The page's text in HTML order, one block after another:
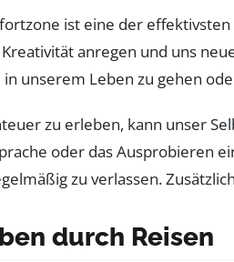
ist eine der
anregen und uns
unserem Leben zu gehen
zu erleben, kann unser
oder das Ausprobieren
zu verlassen.
durch Reisen